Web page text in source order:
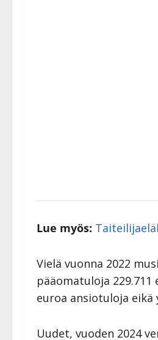
Lue myös:
Vielä vuonna 2022
pääomatuloja 229.711
euroa ansiotuloja
Uudet, vuoden 2024